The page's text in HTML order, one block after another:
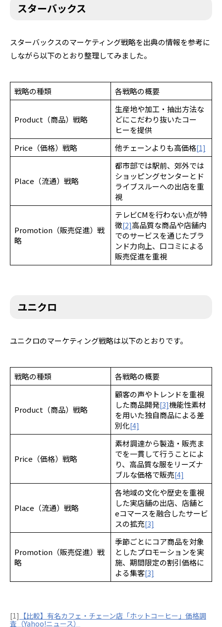
スターバックス
スターバックスのマーケティング戦略を出典の情報を参考に
しながら以下のとおり整理してみました。
戦略の種類 各戦略の概要
Product（商品）戦略
生産地や加工・抽出方法な
どにこだわり抜いたコー
ヒーを提供
Price（価格）戦略
他チェーンよりも高価格[1]
Place（流通）戦略
都市部では駅前、郊外では
ショッピングセンターとド
ライブスルーへの出店を重
視
Promotion（販売促進）戦
略
テレビCMを行わない点が特
徴[2]高品質な商品や店舗内
でのサービスを通じたブラ
ンド力向上、口コミによる
販売促進を重視
ユニクロ
ユニクロのマーケティング戦略は以下のとおりです。
戦略の種類 各戦略の概要
Product（商品）戦略
顧客の声やトレンドを重視
した商品開発[3]機能性素材
を用いた独自商品による差
別化[4]
Price（価格）戦略
素材調達から製造・販売ま
でを一貫して行うことによ
り、高品質な服をリーズナ
ブルな価格で販売[4]
Place（流通）戦略
各地域の文化や歴史を重視
した実店舗の出店、店舗と
eコマースを融合したサービ
スの拡充[3]
Promotion（販売促進）戦
略
季節ごとにコア商品を対象
としたプロモーションを実
施、期間限定の割引価格に
よる集客[3]
[1] 【比較】有名カフェ・チェーン店「ホットコーヒー」価格調
査（Yahoo!ニュース）